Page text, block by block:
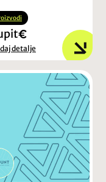
detalje